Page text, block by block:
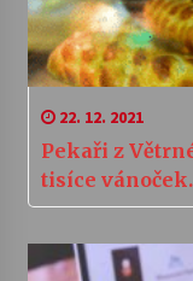
22. 12. 2021
Pekaři z
tisíce